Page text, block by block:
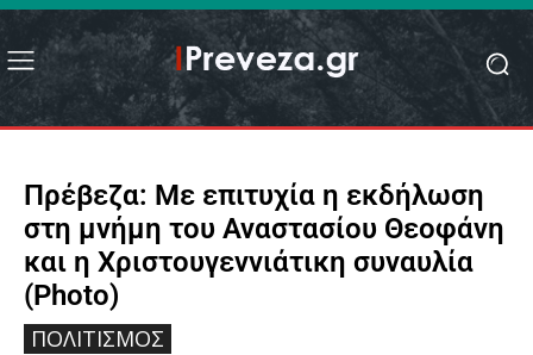
Πρέβεζα: Με επιτυχία η εκδήλωση
στη μνήμη του Αναστασίου Θεοφάνη
και η Χριστουγεννιάτικη συναυλία
(Photo)
ΠΟΛΙΤΙΣΜΌΣ